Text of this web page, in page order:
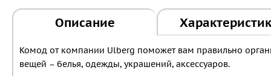
Описание
Комод от компании Ulberg поможет вам правильно
вещей – белья, одежды, украшений, аксессуаров.